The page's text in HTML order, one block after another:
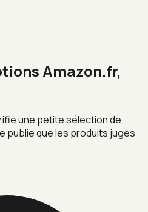
Amazon.fr,
une petite sélection de
publie que les produits jugés